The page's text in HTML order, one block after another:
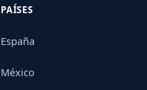
PAÍSES
España
México